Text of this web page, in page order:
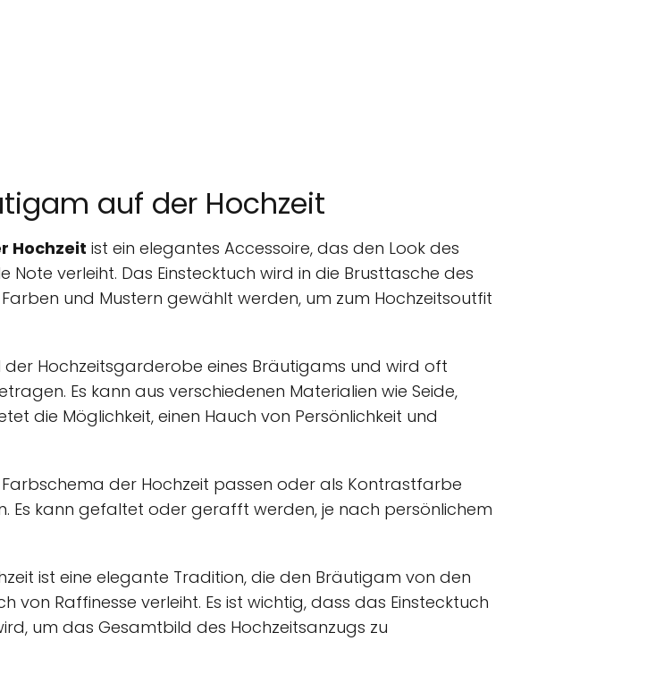
auf der Hochzeit
Hochzeit ist ein elegantes Accessoire, das den Look des
verleiht. Das Einstecktuch wird in die Brusttasche des
und Mustern gewählt werden, um zum Hochzeitsoutfit
der Hochzeitsgarderobe eines Bräutigams und wird oft
Es kann aus verschiedenen Materialien wie Seide,
die Möglichkeit, einen Hauch von Persönlichkeit und
der Hochzeit passen oder als Kontrastfarbe
Es kann gefaltet oder gerafft werden, je nach persönlichem
ist eine elegante Tradition, die den Bräutigam von den
Raffinesse verleiht. Es ist wichtig, dass das Einstecktuch
um das Gesamtbild des Hochzeitsanzugs zu